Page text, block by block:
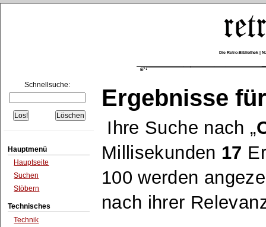
Die Retro-Bibliothek |
Schnellsuche:
Hauptmenü
Hauptseite
Suchen
Stöbern
Technisches
Technik
Ergebnisse
Ihre Suche nach
Millisekunden 17
100 werden
nach ihrer